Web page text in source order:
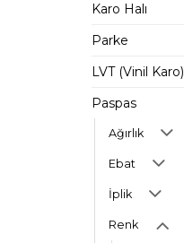
Karo Halı
Parke
LVT (Vinil Karo)
Paspas
Ağırlık
Ebat
İplik
Renk